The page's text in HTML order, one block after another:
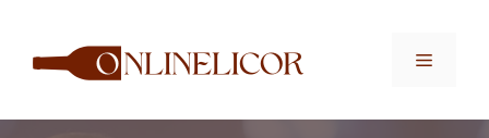
contenido
Menú